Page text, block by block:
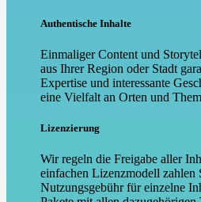
Authentische Inhalte
Einmaliger Content und
aus Ihrer Region oder Stadt
Expertise und interessante
eine Vielfalt an Orten und
Lizenzierung
Wir regeln die Freigabe aller
einfachen Lizenzmodell zahlen
Nutzungsgebühr für einzelne